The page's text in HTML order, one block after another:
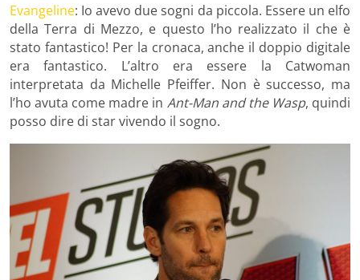
Evangeline: Io avevo due sogni da piccola. Essere un elfo
della Terra di Mezzo, e questo l’ho realizzato il che è
stato fantastico! Per la cronaca, anche il doppio digitale
era fantastico. L’altro era essere la Catwoman
interpretata da Michelle Pfeiffer. Non è successo, ma
l’ho avuta come madre in Ant-Man and the Wasp, quindi
posso dire di star vivendo il sogno.